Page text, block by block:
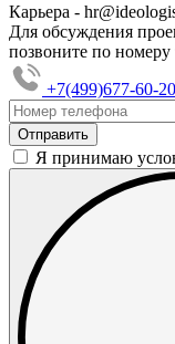
Карьера -
Для обсуждения
позвоните по номеру
+7(499)677-60-20
Я принимаю